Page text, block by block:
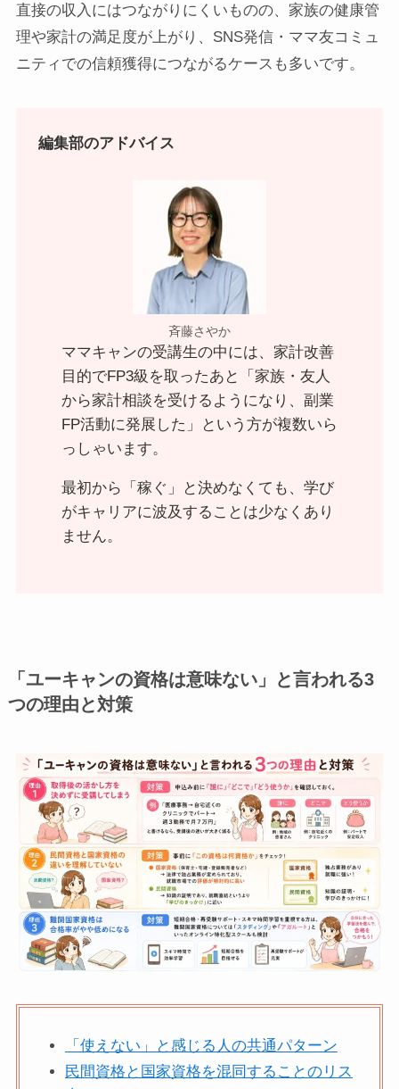
直接の収入にはつながりにくいものの、家族の健康管
理や家計の満足度が上がり、SNS発信・ママ友コミュ
ニティでの信頼獲得につながるケースも多いです。
編集部のアドバイス
斉藤さやか
ママキャンの受講生の中には、家計改善
目的でFP3級を取ったあと「家族・友人
から家計相談を受けるようになり、副業
FP活動に発展した」という方が複数いら
っしゃいます。
最初から「稼ぐ」と決めなくても、学び
がキャリアに波及することは少なくあり
ません。
「ユーキャンの資格は意味ない」と言われる3
つの理由と対策
「使えない」と感じる人の共通パターン
民間資格と国家資格を混同することのリス